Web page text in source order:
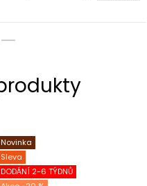
Novinka
Sleva
DODÁNÍ 2-6 TÝDNŮ